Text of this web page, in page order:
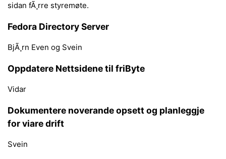
sidan fÃ¸rre styremøte.
Fedora Directory Server
BjÃ¸rn Even og Svein
Oppdatere Nettsidene til friByte
Vidar
Dokumentere noverande opsett og planleggje
for viare drift
Svein